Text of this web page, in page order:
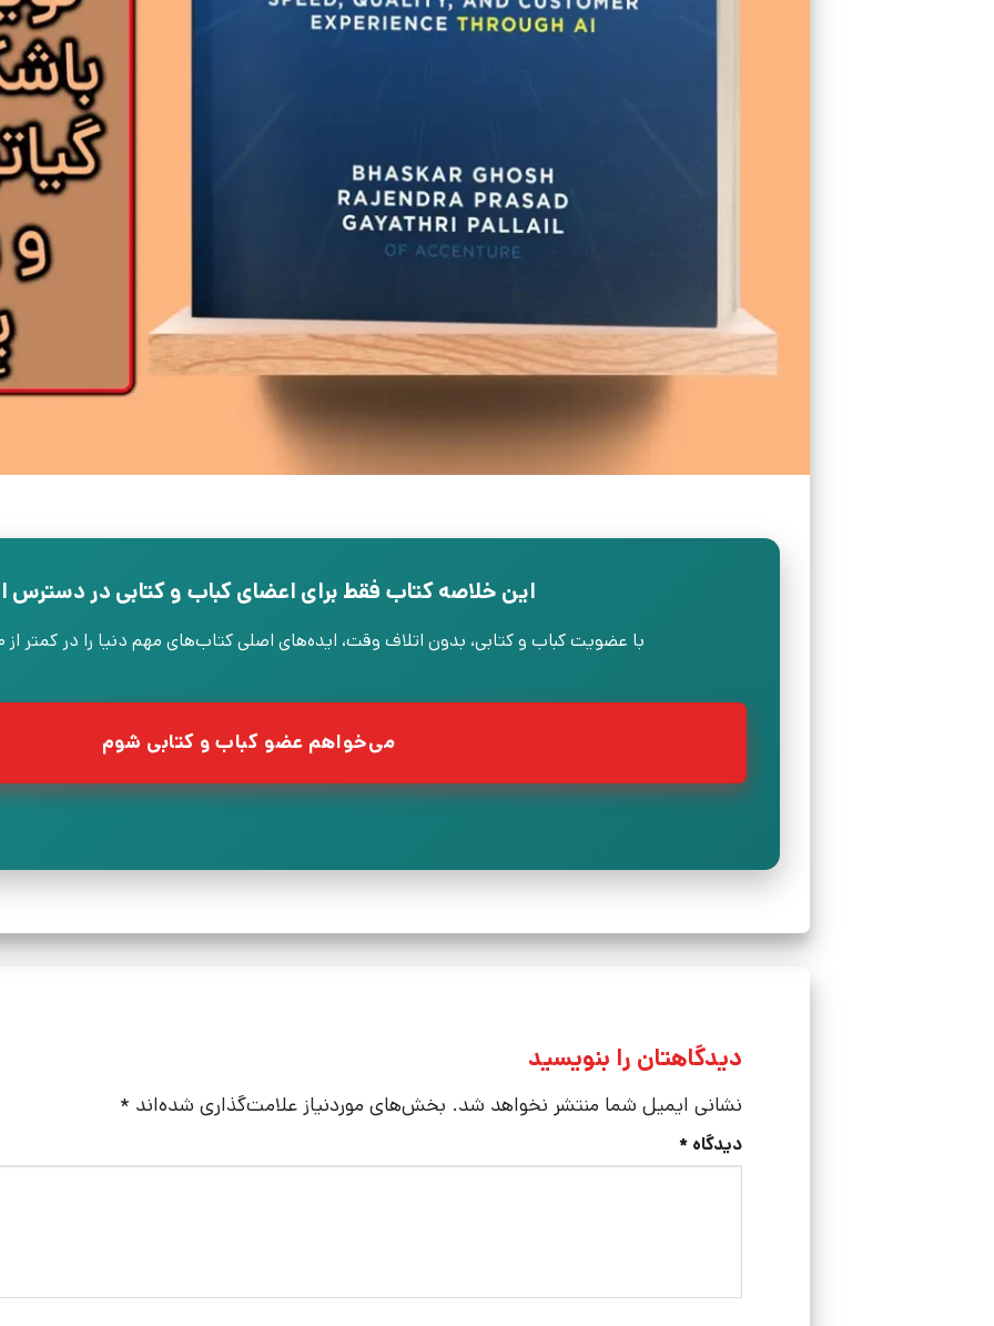
این خلاصه کتاب فقط برای اعضای کباب و کتابی در
با عضویت کباب و کتابی، بدون اتلاف وقت، ایده‌های اصلی کتاب‌های مهم دنیا را در کمتر از ۳۰ دقیقه یاد بگیرید.
می‌خواهم عضو کباب و کتابی شوم
دیدگاهتان را بنویسید
نشانی ایمیل شما منتشر نخواهد شد. بخش‌های موردنیاز علامت‌گذاری شده‌اند *
دیدگاه *